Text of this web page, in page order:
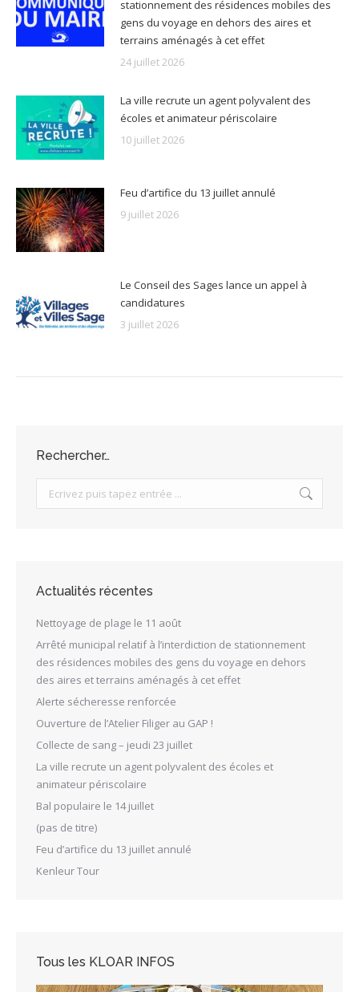
stationnement des résidences mobiles des
gens du voyage en dehors des aires et
terrains aménagés à cet effet
24 juillet 2026
La ville recrute un agent polyvalent des
écoles et animateur périscolaire
10 juillet 2026
Feu d’artifice du 13 juillet annulé
9 juillet 2026
Le Conseil des Sages lance un appel à
candidatures
3 juillet 2026
Rechercher…
Search:
Actualités récentes
Nettoyage de plage le 11 août
Arrêté municipal relatif à l’interdiction de stationnement
des résidences mobiles des gens du voyage en dehors
des aires et terrains aménagés à cet effet
Alerte sécheresse renforcée
Ouverture de l’Atelier Filiger au GAP !
Collecte de sang – jeudi 23 juillet
La ville recrute un agent polyvalent des écoles et
animateur périscolaire
Bal populaire le 14 juillet
(pas de titre)
Feu d’artifice du 13 juillet annulé
Kenleur Tour
Tous les KLOAR INFOS